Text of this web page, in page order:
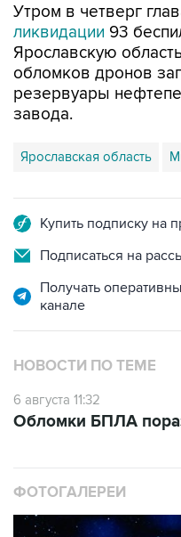
Утром в четверг
ликвидации 93
Ярославскую
обломков дронов
резервуары
завода.
Ярославская область
Купить подписку на
Подписаться на
Получать
канале
НОВОСТИ ПО ТЕМЕ
6 августа 11:32
Обломки БПЛА
ФОТОГАЛЕРЕИ